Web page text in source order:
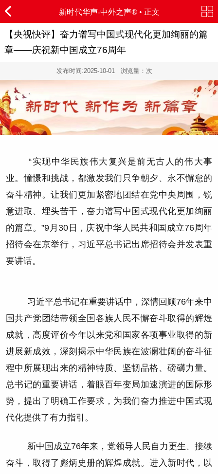
新时代华声-中外之声®• 正文
【央视快评】奋力谱写中国式现代化更加绚丽的篇
章——庆祝新中国成立76周年
发布时间:2025-10-01 浏览量： 次
“实现中华民族伟大复兴是前无古人的伟大事
业。憧憬和挑战，都激发我们只争朝夕、永不懈怠的
奋斗精神。让我们更加紧密地团结在党中央周围，锐
意进取、埋头苦干，奋力谱写中国式现代化更加绚丽
的篇章。”9月30日，庆祝中华人民共和国成立76周年
招待会在京举行，习近平总书记出席招待会并发表重
要讲话。
习近平总书记在重要讲话中，深情回顾76年来中
国共产党团结带领全国各族人民不懈奋斗取得的辉煌
成就，高度评价今年以来党和国家各项事业取得的新
进展新成效，深刻揭示中华民族在波澜壮阔的奋斗征
程中所展现出来的精神特质、坚韧品格、磅礴力量。
总书记的重要讲话，着眼百年变局加速演进的国际形
势，提出了明确工作要求，为我们奋力推进中国式现
代化提供了有力指引。
新中国成立76年来，党领导人民自力更生、接续
奋斗，取得了彪炳史册的辉煌成就。进入新时代，以